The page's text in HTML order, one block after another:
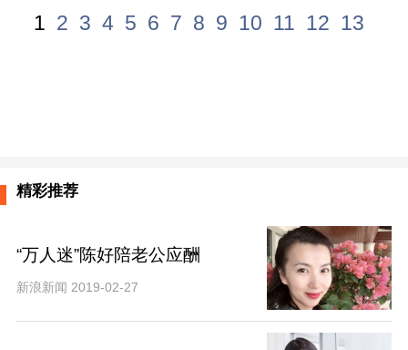
1 2 3 4 5 6 7 8 9 10 11 12 13
精彩推荐
“万人迷”陈好陪老公应酬
新浪新闻 2019-02-27